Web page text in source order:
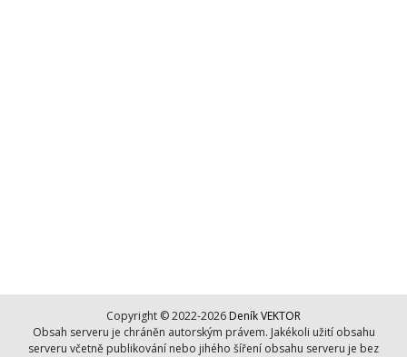
Copyright © 2022-2026 Deník VEKTOR
Obsah serveru je chráněn autorským právem. Jakékoli užití obsahu
serveru včetně publikování nebo jihého šíření obsahu serveru je bez